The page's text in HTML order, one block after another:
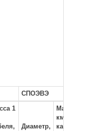
СПОЭВЭ
1
Диаметр,
Масса 1
км
кабеля,